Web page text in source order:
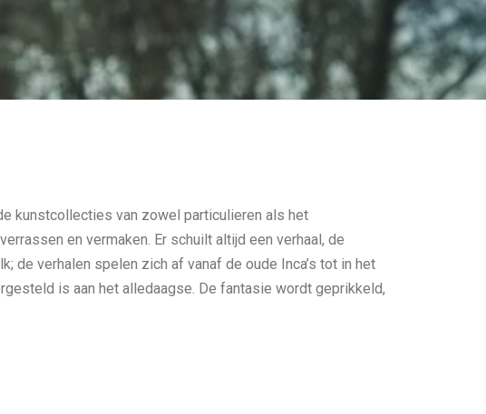
kunstcollecties van zowel particulieren als het
en vermaken. Er schuilt altijd een verhaal, de
de verhalen spelen zich af vanaf de oude Inca’s tot in het
is aan het alledaagse. De fantasie wordt geprikkeld,